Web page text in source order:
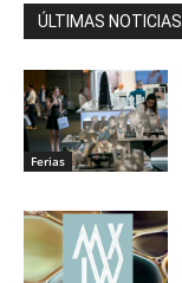
ÚLTIMAS NOTICIAS
Ferias